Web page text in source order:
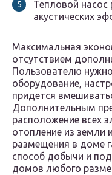
Тепловой насос
акустических
Максимальная
отсутствием
Пользователю
оборудование,
придется
Дополнительным
расположение всех
отопление из земли
размещения в доме
способ добычи и
домов любого